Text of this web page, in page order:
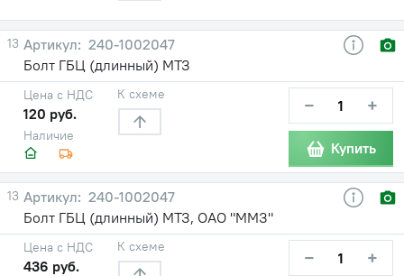
13
240-1002047
Болт ГБЦ (длинный) МТЗ
Наличие
Цена с НДС
120 руб.
К схеме − +
Купить
13
240-1002047
Болт ГБЦ (длинный) МТЗ, ОАО "ММЗ"
Цена с НДС
436 руб.
К схеме − +